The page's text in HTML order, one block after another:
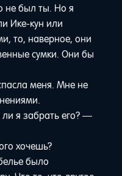
не был ты. Но я
Ике-кун или
то, наверное, они
сумки. Они бы
меня. Мне не
я забрать его? —
хочешь?
было